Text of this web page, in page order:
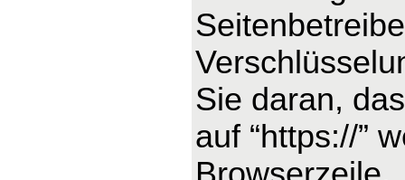
Sie daran,
auf “https://”